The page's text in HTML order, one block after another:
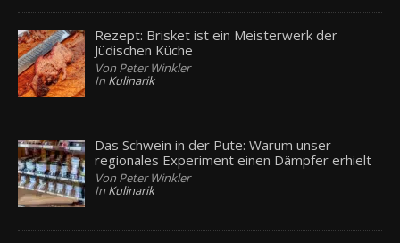
Rezept: Brisket ist ein Meisterwerk der
Jüdischen Küche
Von Peter Winkler
In Kulinarik
Das Schwein in der Pute: Warum unser
regionales Experiment einen Dämpfer erhielt
Von Peter Winkler
In Kulinarik